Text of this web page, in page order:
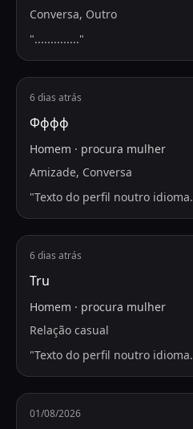
Conversa, Outro
".............."
6 dias atrás
Фффф
Homem · procura mulher
Amizade, Conversa
"Texto do perfil noutro idioma.
6 dias atrás
Tru
Homem · procura mulher
Relação casual
"Texto do perfil noutro idioma.
01/08/2026